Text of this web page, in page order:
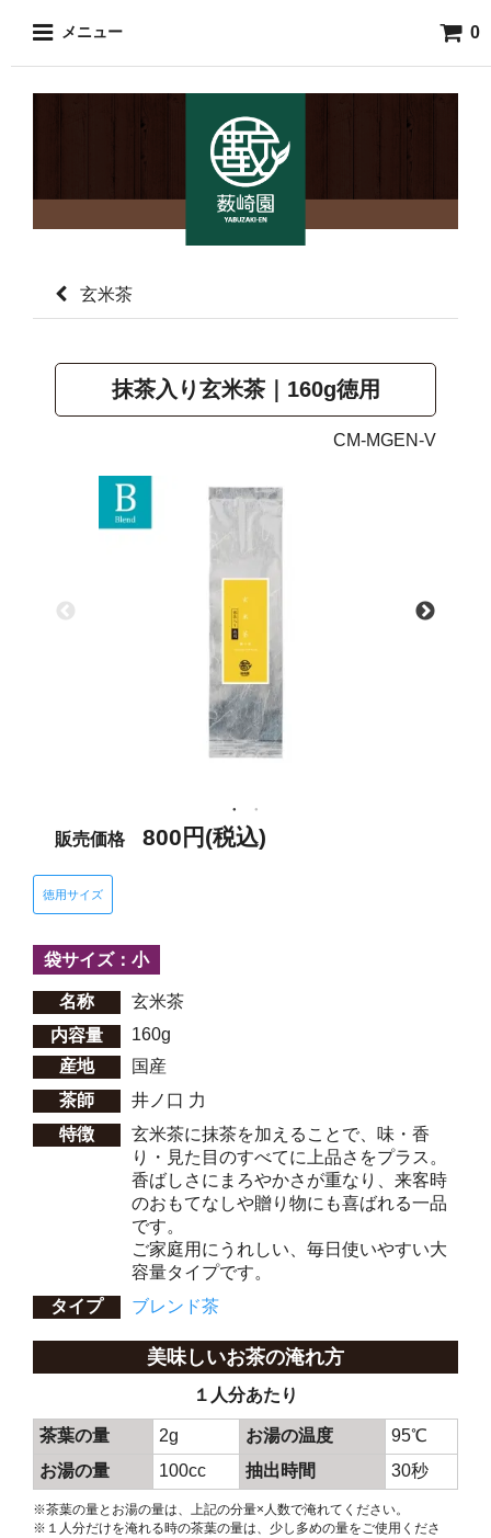
メニュー 0
玄米茶
抹茶入り玄米茶｜160g徳用
CM-MGEN-V
販売価格 800円(税込)
徳用サイズ
袋サイズ：小
名称
玄米茶
内容量
160g
産地
国産
茶師
井ノ口 力
特徴
玄米茶に抹茶を加えることで、味・香
り・見た目のすべてに上品さをプラス。
香ばしさにまろやかさが重なり、来客時
のおもてなしや贈り物にも喜ばれる一品
です。
ご家庭用にうれしい、毎日使いやすい大
容量タイプです。
タイプ
ブレンド茶
美味しいお茶の淹れ方
１人分あたり
茶葉の量 2g お湯の温度
95℃
お湯の量
100cc 抽出時間 30秒
※茶葉の量とお湯の量は、上記の分量×人数で淹れてください。
※１人分だけを淹れる時の茶葉の量は、少し多めの量をご使用くださ